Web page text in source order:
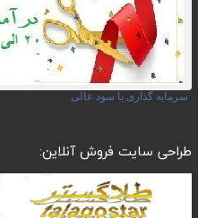
سرمایه گذاری با سود عالی
طراحی سایت فروش آنلاین: